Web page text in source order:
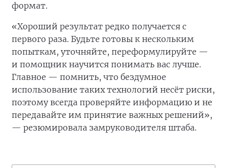
формат.
«Хороший результат редко получается с
первого раза. Будьте готовы к нескольким
попыткам, уточняйте, переформулируйте —
и помощник научится понимать вас лучше.
Главное — помнить, что бездумное
использование таких технологий несёт риски,
поэтому всегда проверяйте информацию и не
передавайте им принятие важных решений»,
— резюмировала замруководителя штаба.